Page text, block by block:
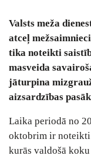
Valsts meža
atceļ
tika noteikti
masveida
jāturpina
aizsardzības
Laika periodā no
oktobrim ir noteikti
kurās valdošā